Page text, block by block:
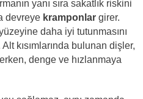
yanı sıra sakatlık riskini
devreye kramponlargirer.
daha iyi tutunmasını
kısımlarında bulunan dişler,
denge ve hızlanmaya